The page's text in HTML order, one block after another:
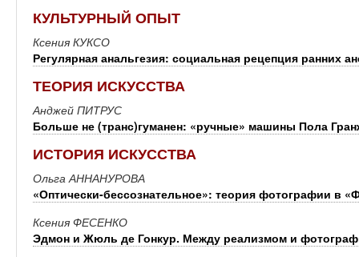
КУЛЬТУРНЫЙ ОПЫТ
Ксения КУКСО
Регулярная анальгезия: социальная рецепция ранних
ТЕОРИЯ ИСКУССТВА
Анджей ПИТРУС
Больше не (транс)гуманен: «ручные» машины Пола
ИСТОРИЯ ИСКУССТВА
Ольга АННАНУРОВА
«Оптически-бессознательное»: теория фотографии в
Ксения ФЕСЕНКО
Эдмон и Жюль де Гонкур. Между реализмом и